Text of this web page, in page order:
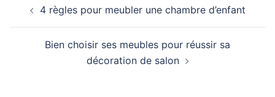
d’article4 règles pour meubler une chambre d’enfant
Bien choisir ses meubles pour réussir sa
décoration de salon